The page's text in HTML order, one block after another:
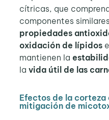
cítricas, que
componentes
propiedades
oxidación de lípidos
mantienen la
la vida útil de las
Efectos de la corteza
mitigación de